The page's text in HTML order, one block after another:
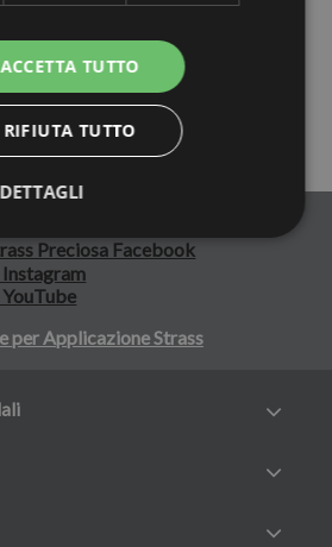
per Applicazione Strass
ACCETTA TUTTO
RIFIUTA TUTTO